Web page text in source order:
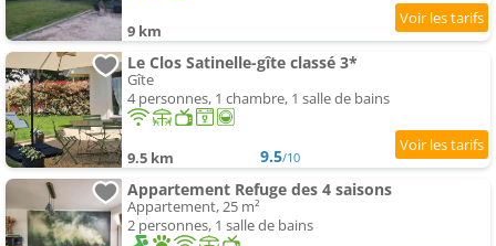
9 km
Le Clos Satinelle-gîte classé 3*
Gîte
4 personnes, 1 chambre, 1 salle de bains
9.5 km 9.5/10
Appartement Refuge des 4 saisons
Appartement, 25 m²
2 personnes, 1 salle de bains